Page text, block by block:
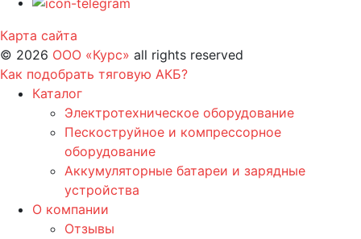
Карта сайта
© 2026 ООО «Курс» all rights reserved
Как подобрать тяговую АКБ?
Каталог
Электротехническое оборудование
Пескоструйное и компрессорное
оборудование
Аккумуляторные батареи и зарядные
устройства
О компании
Отзывы